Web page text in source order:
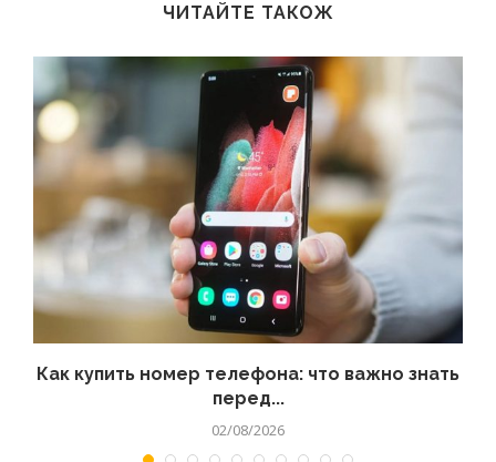
ЧИТАЙТЕ ТАКОЖ
Как купить номер телефона: что важно знать
перед...
02/08/2026